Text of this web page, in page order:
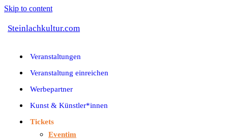
Skip to content
Steinlachkultur.com
Veranstaltungen
Veranstaltung einreichen
Werbepartner
Kunst & Künstler*innen
Tickets
Eventim